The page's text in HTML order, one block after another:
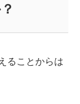
ることからは